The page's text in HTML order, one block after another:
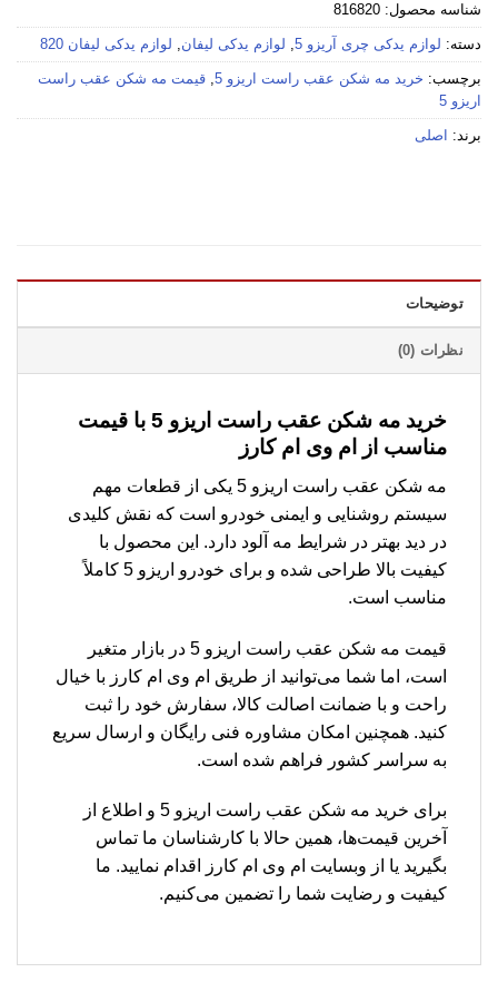
شناسه محصول: 816820
دسته: لوازم یدکی چری آریزو 5 , لوازم یدکی لیفان, لوازم یدکی لیفان 820
برچسب: خرید مه شکن عقب راست اریزو 5 , قیمت مه شکن عقب راست
اریزو 5
برند: اصلی
توضیحات
نظرات (0)
خرید مه شکن عقب راست اریزو 5 با قیمت
مناسب از ام وی ام کارز
مه شکن عقب راست اریزو 5 یکی از قطعات مهم
سیستم روشنایی و ایمنی خودرو است که نقش کلیدی
در دید بهتر در شرایط مه آلود دارد. این محصول با
کیفیت بالا طراحی شده و برای خودرو اریزو 5 کاملاً
مناسب است.
قیمت مه شکن عقب راست اریزو 5 در بازار متغیر
است، اما شما می‌توانید از طریق ام وی ام کارز با خیال
راحت و با ضمانت اصالت کالا، سفارش خود را ثبت
کنید. همچنین امکان مشاوره فنی رایگان و ارسال سریع
به سراسر کشور فراهم شده است.
برای خرید مه شکن عقب راست اریزو 5 و اطلاع از
آخرین قیمت‌ها، همین حالا با کارشناسان ما تماس
بگیرید یا از وبسایت ام وی ام کارز اقدام نمایید. ما
کیفیت و رضایت شما را تضمین می‌کنیم.